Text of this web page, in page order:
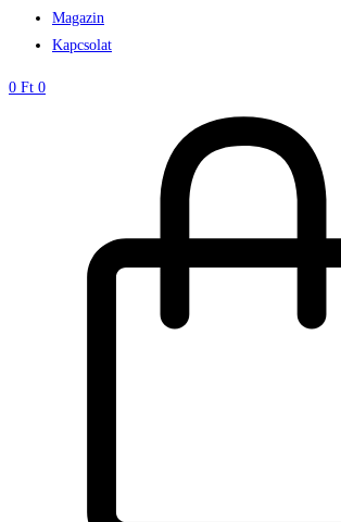
Magazin
Kapcsolat
0 Ft 0